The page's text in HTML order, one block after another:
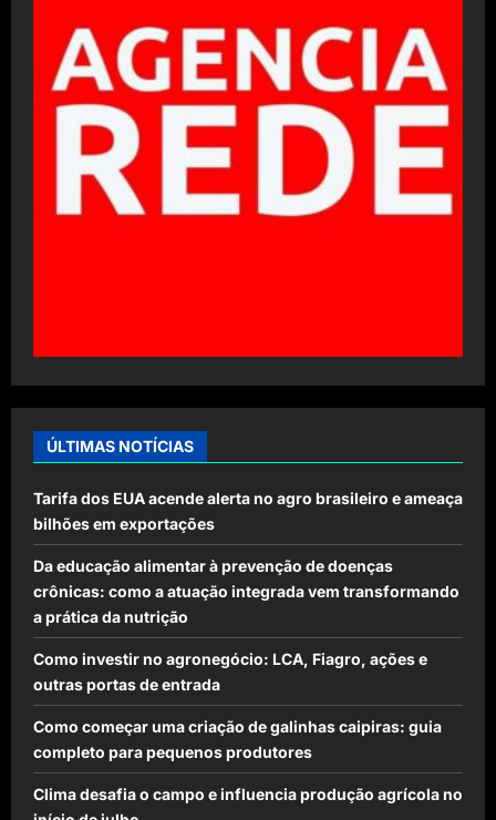
ÚLTIMAS NOTÍCIAS
Tarifa dos EUA acende alerta no agro brasileiro e ameaça
bilhões em exportações
Da educação alimentar à prevenção de doenças
crônicas: como a atuação integrada vem transformando
a prática da nutrição
Como investir no agronegócio: LCA, Fiagro, ações e
outras portas de entrada
Como começar uma criação de galinhas caipiras: guia
completo para pequenos produtores
Clima desafia o campo e influencia produção agrícola no